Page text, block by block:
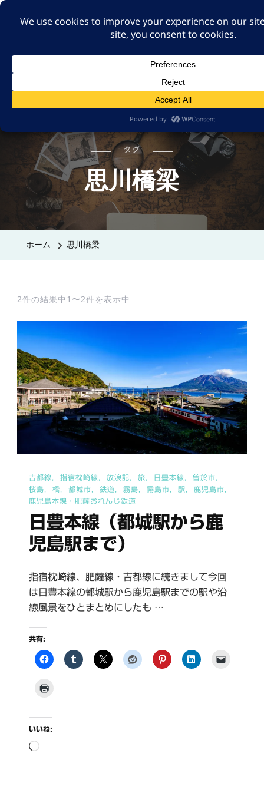
A GUT FEELING 7TH
身近な旅の記録や記憶、たまには思ったことも残そ
タグ
思川橋梁
ホーム 思川橋梁
2件の結果中1〜2件を表示中
吉都線 指宿枕崎線 放浪記 旅 日豊本線
曽於市
桜島
橋 都城市 鉄道 霧島 霧島市 駅
鹿児島市
鹿児島本線・肥薩おれんじ鉄道
日豊本線（都城駅から鹿
児島駅まで）
指宿枕崎線、肥薩線・吉都線に続きまして今回
は日豊本線の都城駅から鹿児島駅までの駅や沿
線風景をひとまとめにしたも …
共有:
いいね:
読